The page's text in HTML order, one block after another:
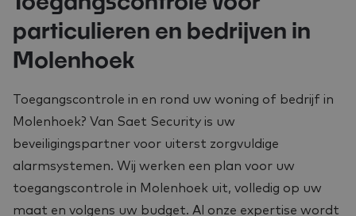
particulieren en bedrijven in
Molenhoek
Toegangscontrole in en rond uw woning of bedrijf in
Molenhoek? Van Saet Security is uw
beveiligingspartner voor uiterst zorgvuldige
alarmsystemen. Wij werken een plan voor uw
toegangscontrole in Molenhoek uit, volledig op uw
maat en volgens uw budget. Al onze expertise wordt